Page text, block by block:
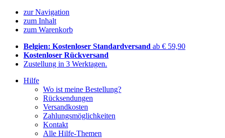
zur Navigation
zum Inhalt
zum Warenkorb
Belgien: Kostenloser Standardversand ab € 59,90
Kostenloser Rückversand
Zustellung in 3 Werktagen.
Hilfe
Wo ist meine Bestellung?
Rücksendungen
Versandkosten
Zahlungsmöglichkeiten
Kontakt
Alle Hilfe-Themen